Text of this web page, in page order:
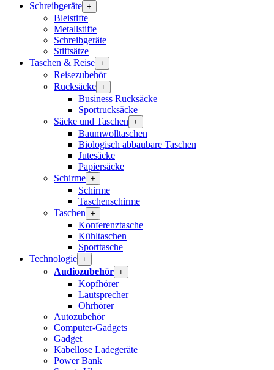
Schreibgeräte +
Bleistifte
Metallstifte
Schreibgeräte
Stiftsätze
Taschen & Reise +
Reisezubehör
Rucksäcke +
Business Rucksäcke
Sportrucksäcke
Säcke und Taschen +
Baumwolltaschen
Biologisch abbaubare Taschen
Jutesäcke
Papiersäcke
Schirme +
Schirme
Taschenschirme
Taschen +
Konferenztasche
Kühltaschen
Sporttasche
Technologie +
Audiozubehör +
Kopfhörer
Lautsprecher
Ohrhörer
Autozubehör
Computer-Gadgets
Gadget
Kabellose Ladegeräte
Power Bank